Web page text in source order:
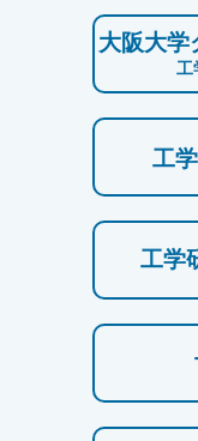
大阪大学
工
工
工学